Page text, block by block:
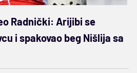
Radnički: Arijibi se
i spakovao beg Nišlija sa